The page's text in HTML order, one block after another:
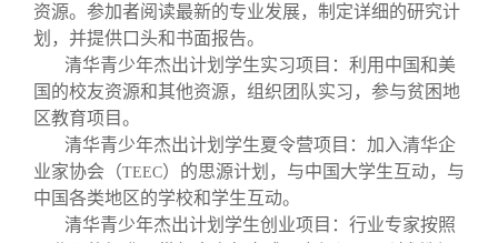
资源。参加者阅读最新的专业发展，制定详细的研究计
划，并提供口头和书面报告。
清华青少年杰出计划学生实习项目：利用中国和美
国的校友资源和其他资源，组织团队实习，参与贫困地
区教育项目。
清华青少年杰出计划学生夏令营项目：加入清华企
业家协会（TEEC）的思源计划，与中国大学生互动，与
中国各类地区的学校和学生互动。
清华青少年杰出计划学生创业项目：行业专家按照